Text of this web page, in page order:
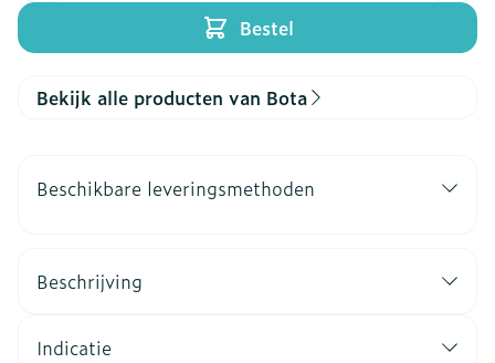
Bestel
Bekijk alle producten van Bota
Beschikbare leveringsmethoden
Beschrijving
Indicatie